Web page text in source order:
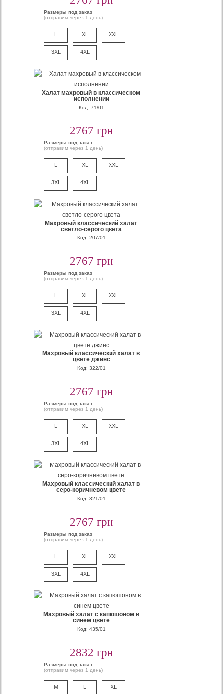
Размеры под заказ
(отправим через 1 день)
L XL XXL
3XL 4XL
Халат махровый в классическом
исполнении
Код: 71/01
2767 грн
Размеры под заказ
(отправим через 1 день)
L XL XXL
3XL 4XL
Махровый классический халат
светло-серого цвета
Код: 207/01
2767 грн
Размеры под заказ
(отправим через 1 день)
L XL XXL
3XL 4XL
Махровый классический халат в
цвете джинс
Код: 322/01
2767 грн
Размеры под заказ
(отправим через 1 день)
L XL XXL
3XL 4XL
Махровый классический халат в
серо-коричневом цвете
Код: 321/01
2767 грн
Размеры под заказ
(отправим через 1 день)
L XL XXL
3XL 4XL
Махровый халат с капюшоном в
синем цвете
Код: 435/01
2832 грн
Размеры под заказ
(отправим через 1 день)
M L XL